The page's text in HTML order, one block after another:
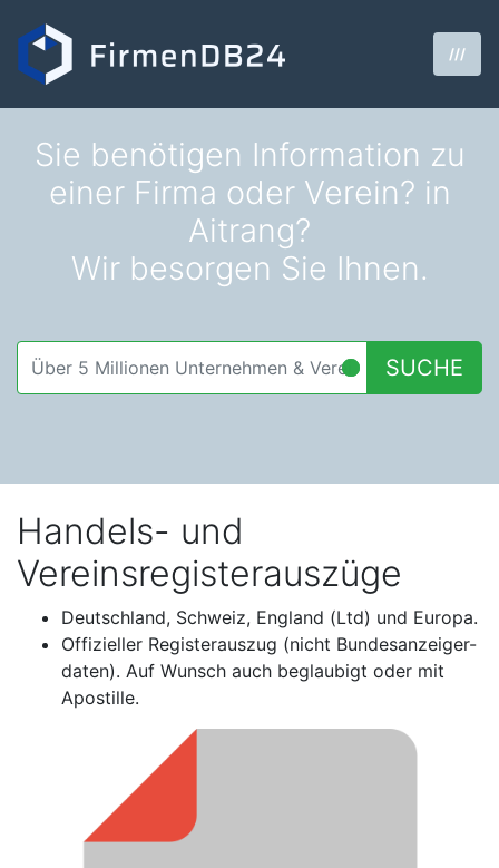
///
Sie benötigen Information zu
einer Firma oder Verein? in
Aitrang?
Wir besorgen Sie Ihnen.
SUCHE
Handels- und
Vereinsregisterauszüge
Deutschland, Schweiz, England (Ltd) und Europa.
Offizieller Registerauszug (nicht Bundesanzeiger-
daten). Auf Wunsch auch beglaubigt oder mit
Apostille.